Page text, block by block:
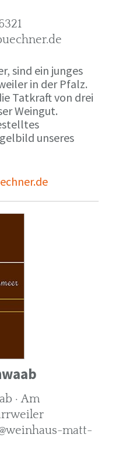
sind ein junges
in der Pfalz.
Tatkraft von drei
Weingut.
unseres
· Am
matt-